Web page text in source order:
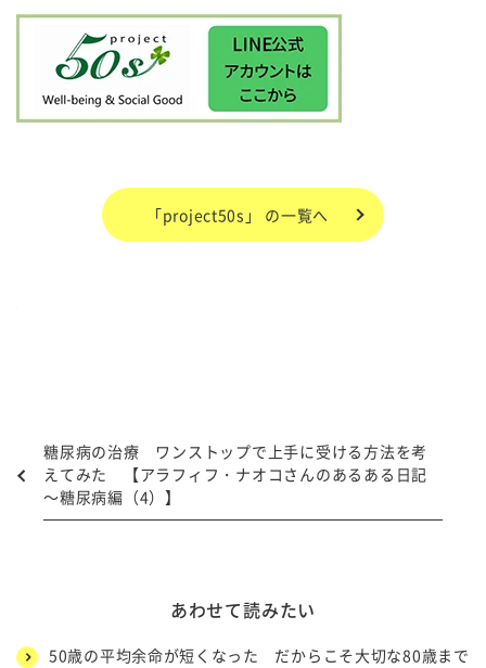
「project50s」 の一覧へ
糖尿病の治療 ワンストップで上手に受ける方法を考
えてみた 【アラフィフ・ナオコさんのあるある日記
～糖尿病編（4）】
あわせて読みたい
50歳の平均余命が短くなった だからこそ大切な80歳まで